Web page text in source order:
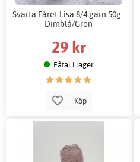
Svarta Fåret Lisa 8/4 garn 50g -
Dimblå/Grön
29 kr
Fåtal i lager
Köp